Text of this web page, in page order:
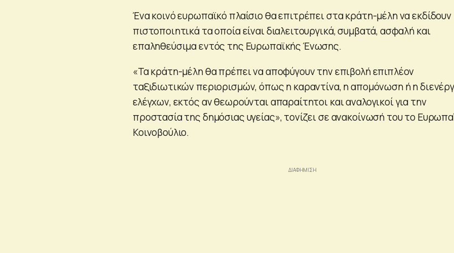
Ένα κοινό ευρωπαϊκό πλαίσιο θα επιτρέπει στα κράτη-μέλη να εκδίδουν
πιστοποιητικά τα οποία είναι διαλειτουργικά, συμβατά, ασφαλή και
επαληθεύσιμα εντός της Ευρωπαϊκής Ένωσης.
«Τα κράτη-μέλη θα πρέπει να αποφύγουν την επιβολή επιπλέον
ταξιδιωτικών περιορισμών, όπως η καραντίνα, η απομόνωση ή η
ελέγχων, εκτός αν θεωρούνται απαραίτητοι και αναλογικοί για την
προστασία της δημόσιας υγείας», τονίζει σε ανακοίνωσή του το
Κοινοβούλιο.